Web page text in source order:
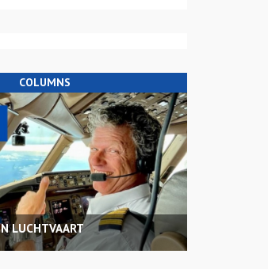
COLUMNS
LUCHTVAART